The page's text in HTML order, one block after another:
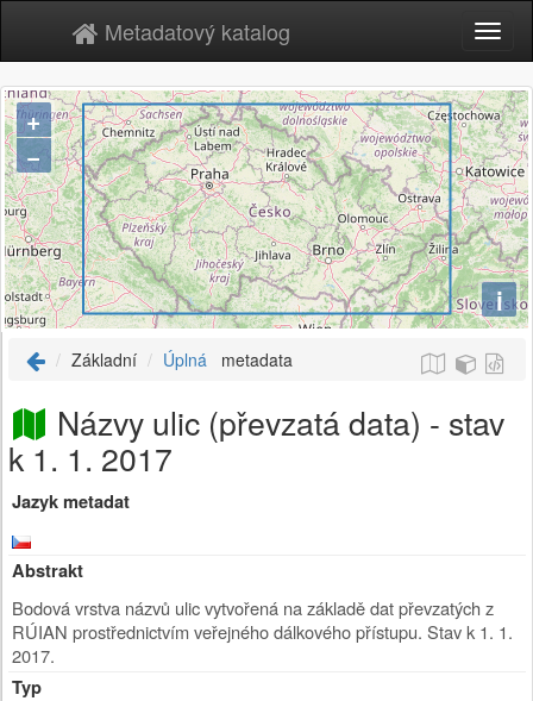
Metadatový katalog
+
−
i
Základní Úplná metadata
Názvy ulic (převzatá data) - stav
k 1. 1. 2017
Jazyk metadat
Abstrakt
Bodová vrstva názvů ulic vytvořená na základě dat převzatých z
RÚIAN prostřednictvím veřejného dálkového přístupu. Stav k 1. 1.
2017.
Typ